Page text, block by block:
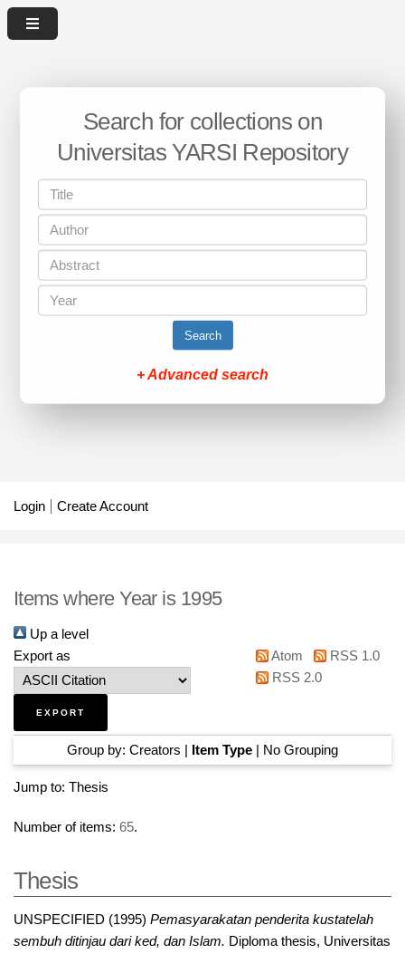
Search for collections on
Universitas YARSI Repository
Search
+ Advanced search
Login Create Account
Items where Year is 1995
Up a level
Export as
Atom
RSS 1.0
RSS 2.0
Group by: Creators Item Type No Grouping
Jump to: Thesis
Number of items: 65.
Thesis
UNSPECIFIED (1995) Pemasyarakatan penderita kustatelah
sembuh ditinjau dari ked, dan Islam. Diploma thesis, Universitas